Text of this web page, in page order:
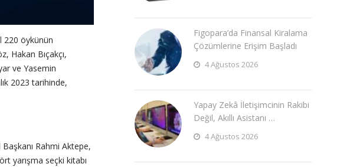
220 öykünün
Hakan Bıçakçı,
ve Yasemin
2023 tarihinde,
Başkanı Rahmi Aktepe,
yarışma seçki kitabı
Figopara’da Finansal Kiralama
Çözümlerine Erişim Başladı
4 Ağustos 2026
Yapay Zekâ İletişimcinin Rakibi
Değil, Akıllı Asistanı …
4 Ağustos 2026